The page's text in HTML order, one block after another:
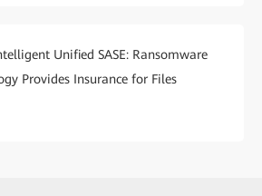
Unified SASE: Ransomware
Provides Insurance for Files